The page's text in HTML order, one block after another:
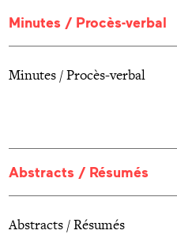
Minutes / Procès-verbal
Minutes / Procès-verbal
Abstracts / Résumés
Abstracts / Résumés